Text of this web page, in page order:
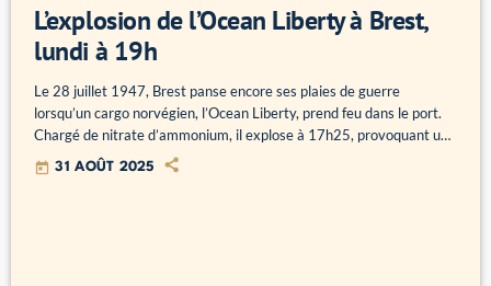
L’explosion de l’Ocean Liberty à Brest,
lundi à 19h
Le 28 juillet 1947, Brest panse encore ses plaies de guerre
lorsqu’un cargo norvégien, l’Ocean Liberty, prend feu dans le port.
Chargé de nitrate d’ammonium, il explose à 17h25, provoquant une
déflagration entendue à 50 km à la ronde. Le drame fait une
vingtaine de morts, des centaines de blessés et dévaste une ville
today 31 AOÛT 2025